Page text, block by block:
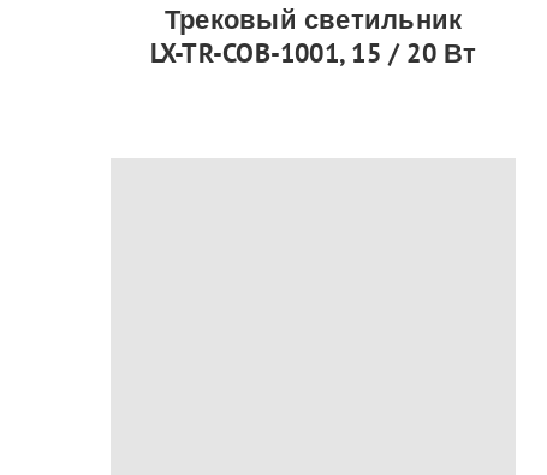
Трековый светильник
LX-TR-COB-1001, 15 / 20 Вт